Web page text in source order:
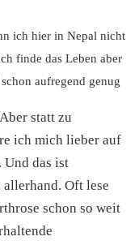
ich hier in Nepal nicht
finde das Leben aber
aufregend genug
statt zu
ich mich lieber auf
Und das ist
Oft lese
schon so weit